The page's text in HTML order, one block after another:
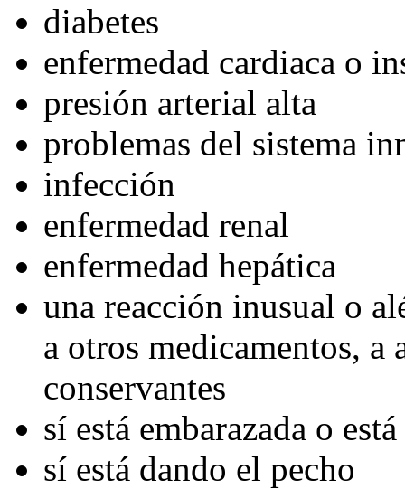
diabetes
enfermedad cardiaca o
presión arterial alta
problemas del sistema
infección
enfermedad renal
enfermedad hepática
una reacción inusual o
a otros medicamentos, a
conservantes
sí está embarazada o
sí está dando el pecho